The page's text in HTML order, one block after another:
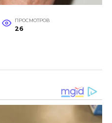
ПРОСМОТРОВ
26